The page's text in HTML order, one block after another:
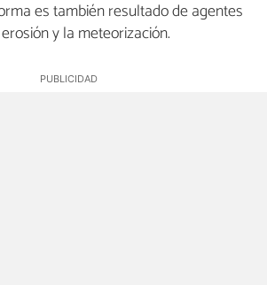
es también resultado de agentes
y la meteorización.